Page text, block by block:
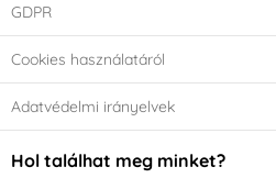
GDPR
Cookies használatáról
Adatvédelmi irányelvek
Hol találhat meg minket?